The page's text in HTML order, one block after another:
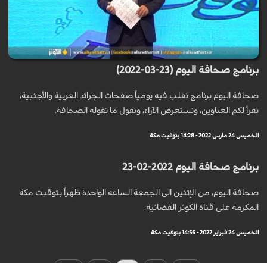
برنامج صحافة اليوم (23-03-2022)
صحافة اليوم برنامج نقلب فيه يومياً صفحات الجرائد العربية والأجنبية،
نقرأ لكم العناوين، ونستعرض الآراء، ونقول ما تقوله الصحافة.
الخميس 24 مارس 2022 - 14:28 بتوقيت مكة
برنامج صحافة اليوم 2022-02-23
صحافة اليوم، من الإثنين الى الجمعة الساعة الواحدة ظهراً بتوقيت مكة
المكرمة على قناة الكوثر الفضائية.
الخميس 24 فبراير 2022 - 14:56 بتوقيت مكة